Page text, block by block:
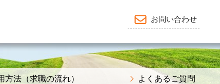
お問い合わせ
方法（求職の流れ） よくあるご質問